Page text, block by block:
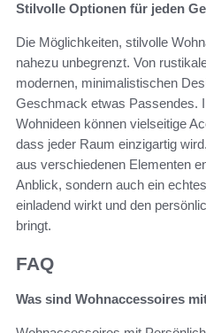
Stilvolle Optionen für jeden
Die Möglichkeiten, stilvolle
nahezu unbegrenzt. Von
modernen, minimalistischen
Geschmack etwas Passendes.
Wohnideen können vielseitige
dass jeder Raum einzigartig
aus verschiedenen Elementen
Anblick, sondern auch ein echtes
einladend wirkt und den
bringt.
FAQ
Was sind Wohnaccessoires